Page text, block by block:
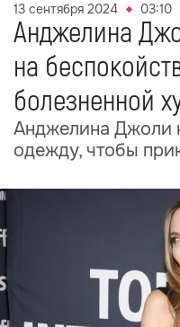
13 сентября 2024 03:10
Анджелина
на
болезненной
Анджелина Джоли
одежду, чтобы